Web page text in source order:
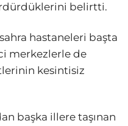
belirtti.
hastaneleri başta
merkezlerle de
kesintisiz
başka illere taşınan